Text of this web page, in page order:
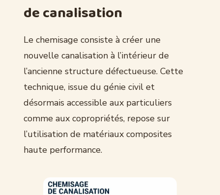
de canalisation
Le chemisage consiste à créer une
nouvelle canalisation à l’intérieur de
l’ancienne structure défectueuse. Cette
technique, issue du génie civil et
désormais accessible aux particuliers
comme aux copropriétés, repose sur
l’utilisation de matériaux composites
haute performance.